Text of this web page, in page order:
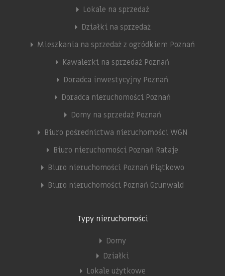
Lokale na sprzedaż
Działki na sprzedaż
Mieszkania na sprzedaż z ogródkiem Poznań
Kawalerki na sprzedaż Poznań
Doradca inwestycyjny Poznań
Doradca nieruchomości Poznań
Domy na sprzedaż Poznań
Biuro pośrednictwa nieruchomości WGN
Biuro nieruchomości Poznań Rataje
Biuro nieruchomości Poznań Piątkowo
Biuro nieruchomości Poznań Grunwald
Typy nieruchomości
Domy
Działki
Lokale użytkowe